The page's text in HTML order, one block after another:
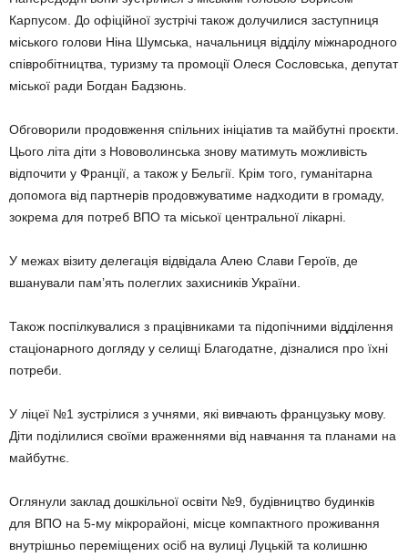
Карпусом. До офіційної зустрічі також долучилися заступниця
міського голови Ніна Шумська, начальниця відділу міжнародного
співробітництва, туризму та промоції Олеся Сословська, депутат
міської ради Богдан Бадзюнь.
Обговорили продовження спільних ініціатив та майбутні проєкти.
Цього літа діти з Нововолинська знову матимуть можливість
відпочити у Франції, а також у Бельгії. Крім того, гуманітарна
допомога від партнерів продовжуватиме надходити в громаду,
зокрема для потреб ВПО та міської центральної лікарні.
У межах візиту делегація відвідала Алею Слави Героїв, де
вшанували пам’ять полеглих захисників України.
Також поспілкувалися з працівниками та підопічними відділення
стаціонарного догляду у селищі Благодатне, дізналися про їхні
потреби.
У ліцеї №1 зустрілися з учнями, які вивчають французьку мову.
Діти поділилися своїми враженнями від навчання та планами на
майбутнє.
Оглянули заклад дошкільної освіти №9, будівництво будинків
для ВПО на 5-му мікрорайоні, місце компактного проживання
внутрішньо переміщених осіб на вулиці Луцькій та колишню